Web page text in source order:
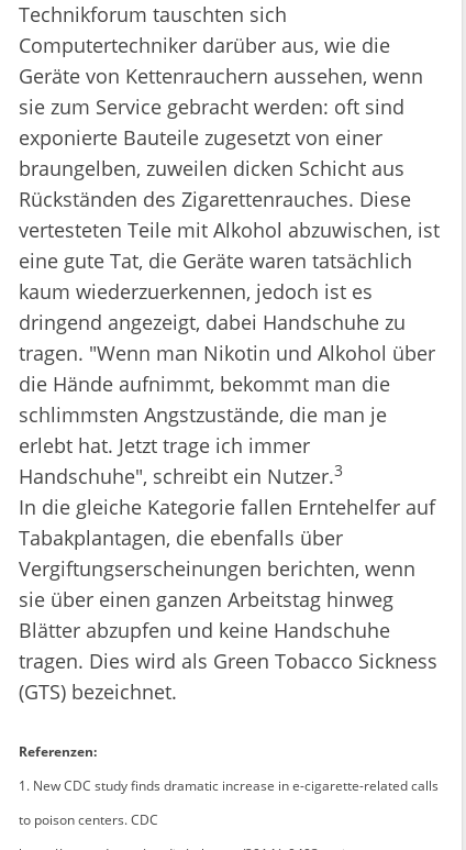
Technikforum tauschten sich
Computertechniker darüber aus, wie die
Geräte von Kettenrauchern aussehen, wenn
sie zum Service gebracht werden: oft sind
exponierte Bauteile zugesetzt von einer
braungelben, zuweilen dicken Schicht aus
Rückständen des Zigarettenrauches. Diese
vertesteten Teile mit Alkohol abzuwischen, ist
eine gute Tat, die Geräte waren tatsächlich
kaum wiederzuerkennen, jedoch ist es
dringend angezeigt, dabei Handschuhe zu
tragen. "Wenn man Nikotin und Alkohol über
die Hände aufnimmt, bekommt man die
schlimmsten Angstzustände, die man je
erlebt hat. Jetzt trage ich immer
Handschuhe", schreibt ein Nutzer.3
In die gleiche Kategorie fallen Erntehelfer auf
Tabakplantagen, die ebenfalls über
Vergiftungserscheinungen berichten, wenn
sie über einen ganzen Arbeitstag hinweg
Blätter abzupfen und keine Handschuhe
tragen. Dies wird als Green Tobacco Sickness
(GTS) bezeichnet.
Referenzen:
1. New CDC study finds dramatic increase in e-cigarette-related calls
to poison centers. CDC